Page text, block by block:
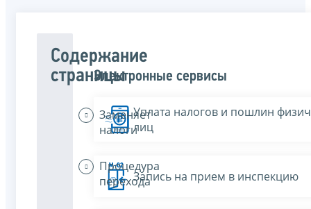
Содержание
страницы
Заменяет
налоги
Процедура
перехода
Электронные сервисы
Уплата налогов и пошлин
лиц
Запись на прием в инспекцию